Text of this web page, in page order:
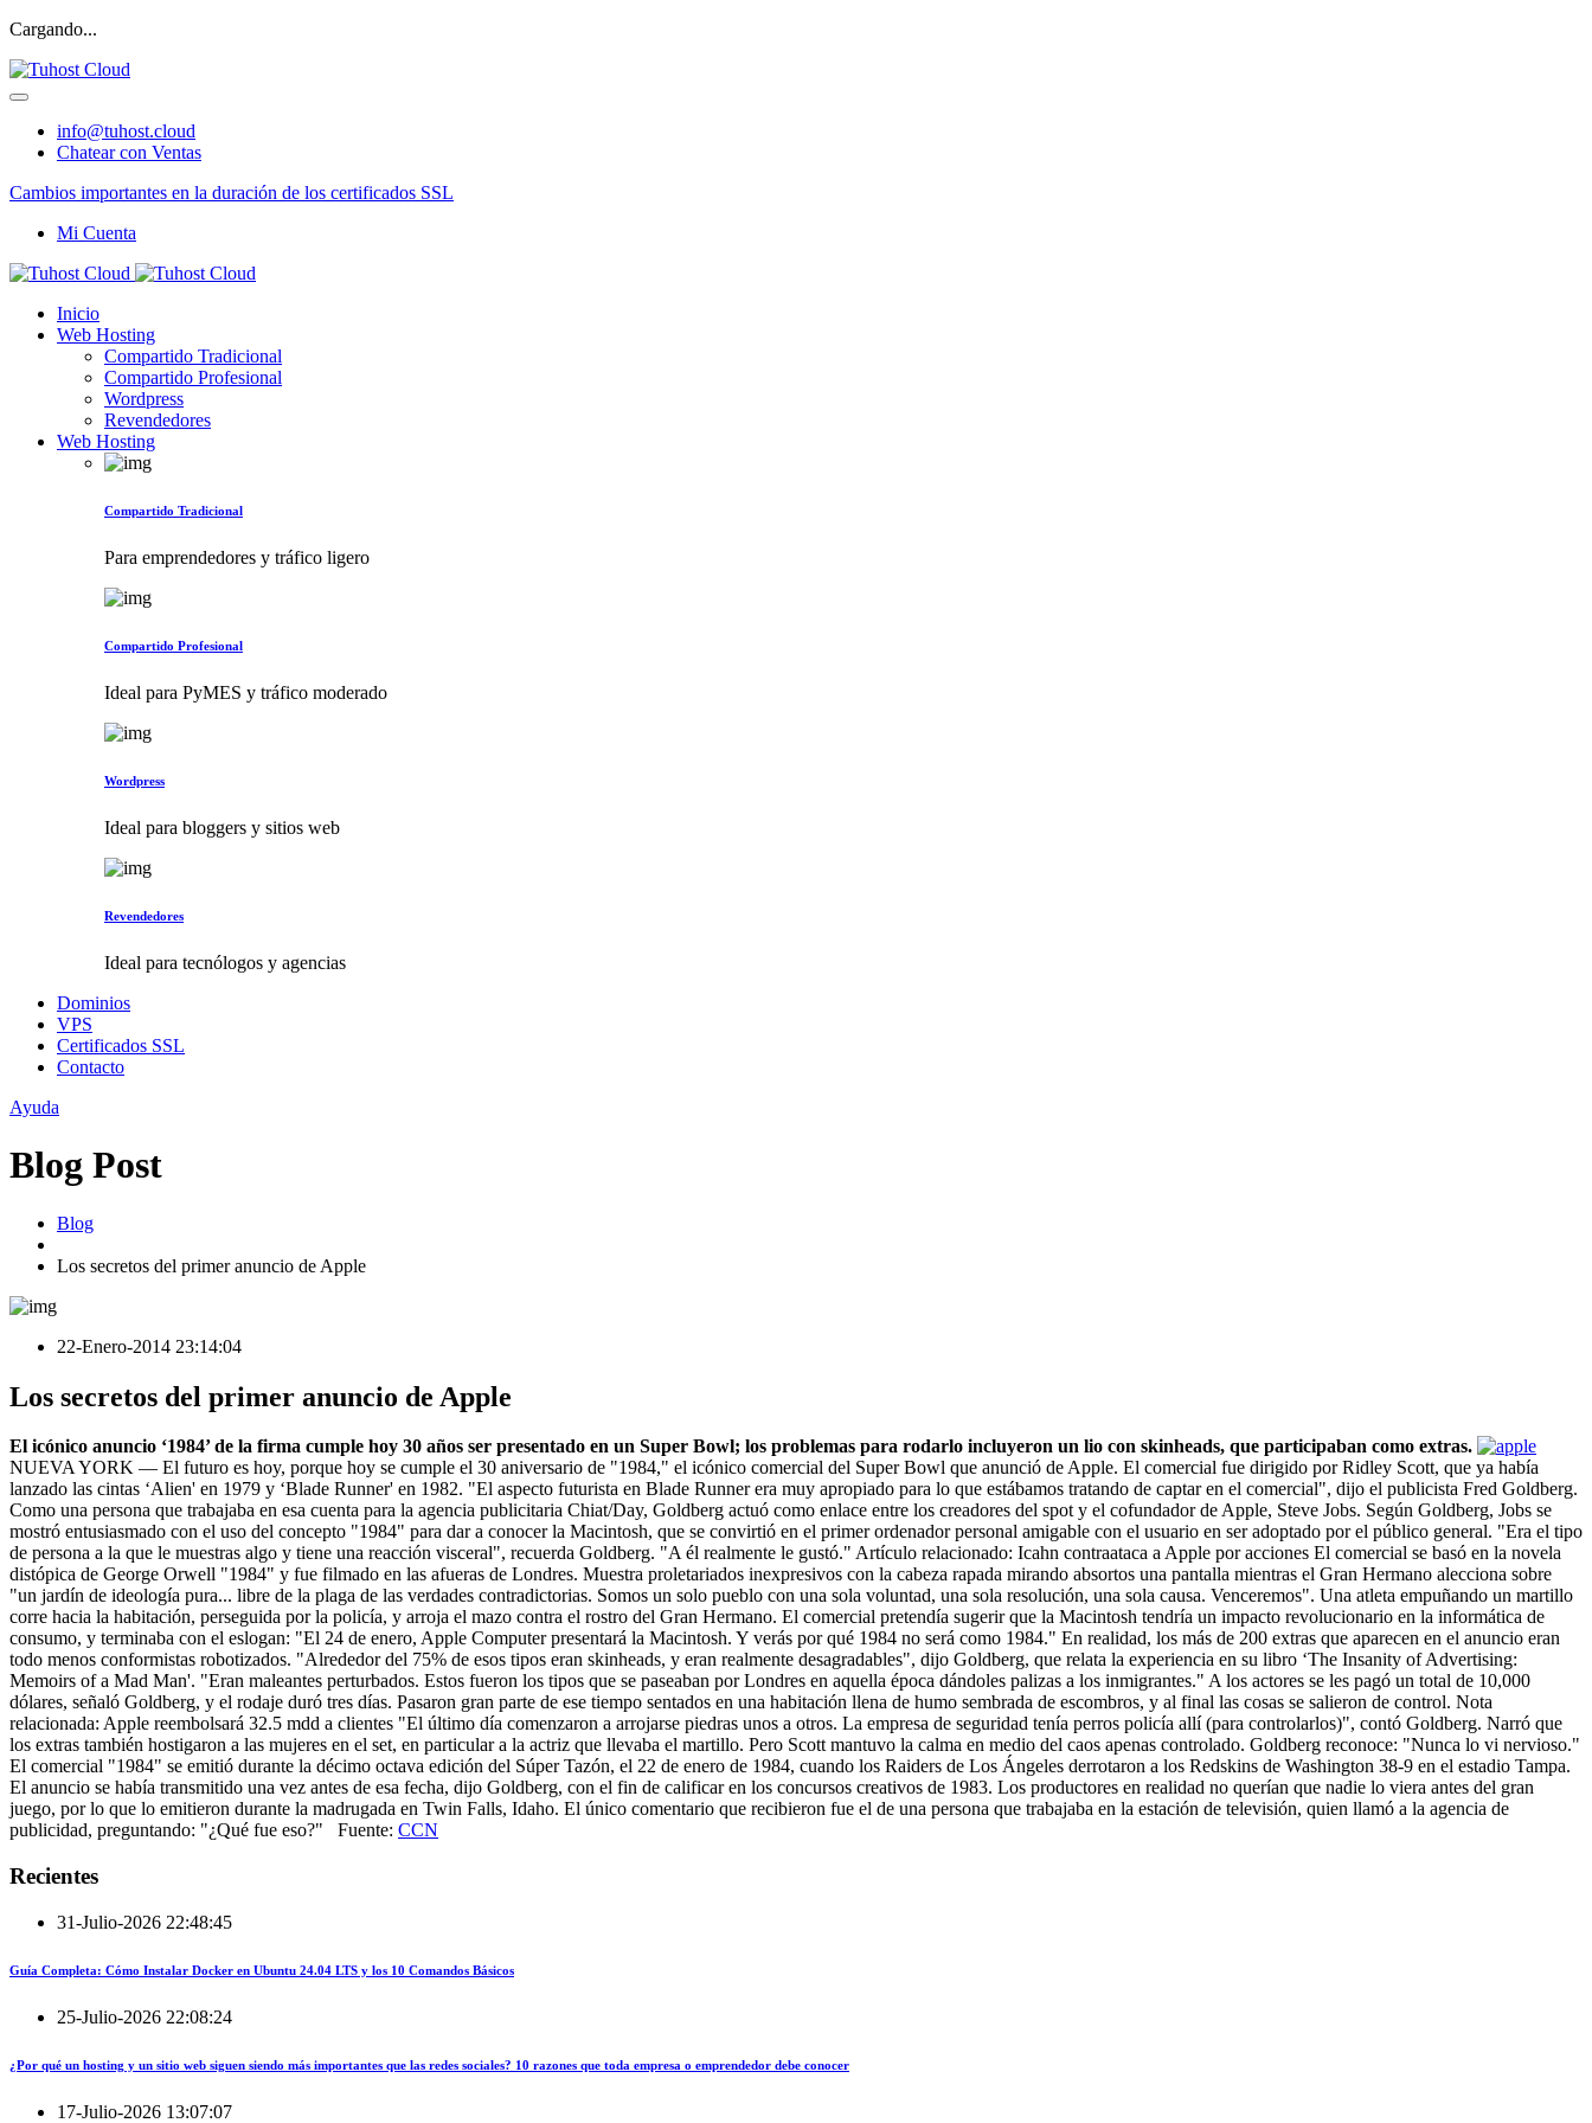
Cargando...
info@tuhost.cloud
Chatear con Ventas
Cambios importantes en la duración de los certificados SSL
Mi Cuenta
Inicio
Web Hosting
Compartido Tradicional
Compartido Profesional
Wordpress
Revendedores
Web Hosting
Compartido Tradicional
Para emprendedores y tráfico ligero
Compartido Profesional
Ideal para PyMES y tráfico moderado
Wordpress
Ideal para bloggers y sitios web
Revendedores
Ideal para tecnólogos y agencias
Dominios
VPS
Certificados SSL
Contacto
Ayuda
Blog Post
Blog
Los secretos del primer anuncio de Apple
22-Enero-2014 23:14:04
Los secretos del primer anuncio de Apple
El icónico anuncio ‘1984’ de la firma cumple hoy 30 años ser presentado en un Super Bowl; los problemas para rodarlo incluyeron un lio con skinheads, que participaban como extras.
NUEVA YORK — El futuro es hoy, porque hoy se cumple el 30 aniversario de "1984," el icónico comercial del Super Bowl que anunció de Apple. El comercial fue dirigido por Ridley Scott, que ya había
lanzado las cintas ‘Alien' en 1979 y ‘Blade Runner' en 1982. "El aspecto futurista en Blade Runner era muy apropiado para lo que estábamos tratando de captar en el comercial", dijo el publicista Fred Goldberg.
Como una persona que trabajaba en esa cuenta para la agencia publicitaria Chiat/Day, Goldberg actuó como enlace entre los creadores del spot y el cofundador de Apple, Steve Jobs. Según Goldberg, Jobs se
mostró entusiasmado con el uso del concepto "1984" para dar a conocer la Macintosh, que se convirtió en el primer ordenador personal amigable con el usuario en ser adoptado por el público general. "Era el tipo
de persona a la que le muestras algo y tiene una reacción visceral", recuerda Goldberg. "A él realmente le gustó." Artículo relacionado: Icahn contraataca a Apple por acciones El comercial se basó en la novela
distópica de George Orwell "1984" y fue filmado en las afueras de Londres. Muestra proletariados inexpresivos con la cabeza rapada mirando absortos una pantalla mientras el Gran Hermano alecciona sobre
"un jardín de ideología pura... libre de la plaga de las verdades contradictorias. Somos un solo pueblo con una sola voluntad, una sola resolución, una sola causa. Venceremos". Una atleta empuñando un martillo
corre hacia la habitación, perseguida por la policía, y arroja el mazo contra el rostro del Gran Hermano. El comercial pretendía sugerir que la Macintosh tendría un impacto revolucionario en la informática de
consumo, y terminaba con el eslogan: "El 24 de enero, Apple Computer presentará la Macintosh. Y verás por qué 1984 no será como 1984." En realidad, los más de 200 extras que aparecen en el anuncio eran
todo menos conformistas robotizados. "Alrededor del 75% de esos tipos eran skinheads, y eran realmente desagradables", dijo Goldberg, que relata la experiencia en su libro ‘The Insanity of Advertising:
Memoirs of a Mad Man'. "Eran maleantes perturbados. Estos fueron los tipos que se paseaban por Londres en aquella época dándoles palizas a los inmigrantes." A los actores se les pagó un total de 10,000
dólares, señaló Goldberg, y el rodaje duró tres días. Pasaron gran parte de ese tiempo sentados en una habitación llena de humo sembrada de escombros, y al final las cosas se salieron de control. Nota
relacionada: Apple reembolsará 32.5 mdd a clientes "El último día comenzaron a arrojarse piedras unos a otros. La empresa de seguridad tenía perros policía allí (para controlarlos)", contó Goldberg. Narró que
los extras también hostigaron a las mujeres en el set, en particular a la actriz que llevaba el martillo. Pero Scott mantuvo la calma en medio del caos apenas controlado. Goldberg reconoce: "Nunca lo vi nervioso."
El comercial "1984" se emitió durante la décimo octava edición del Súper Tazón, el 22 de enero de 1984, cuando los Raiders de Los Ángeles derrotaron a los Redskins de Washington 38-9 en el estadio Tampa.
El anuncio se había transmitido una vez antes de esa fecha, dijo Goldberg, con el fin de calificar en los concursos creativos de 1983. Los productores en realidad no querían que nadie lo viera antes del gran
juego, por lo que lo emitieron durante la madrugada en Twin Falls, Idaho. El único comentario que recibieron fue el de una persona que trabajaba en la estación de televisión, quien llamó a la agencia de
publicidad, preguntando: "¿Qué fue eso?" Fuente: CCN
Recientes
31-Julio-2026 22:48:45
Guía Completa: Cómo Instalar Docker en Ubuntu 24.04 LTS y los 10 Comandos Básicos
25-Julio-2026 22:08:24
¿Por qué un hosting y un sitio web siguen siendo más importantes que las redes sociales? 10 razones que toda empresa o emprendedor debe conocer
17-Julio-2026 13:07:07